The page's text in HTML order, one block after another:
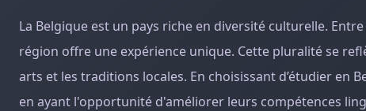
La Belgique est un pays riche en diversité culturelle.
région offre une expérience unique. Cette pluralité se
arts et les traditions locales. En choisissant d’étudier en
en ayant l'opportunité d'améliorer leurs compétences